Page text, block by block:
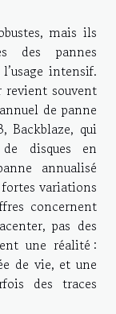
mais ils
des pannes
intensif.
revient souvent
de panne
Backblaze, qui
disques en
annualisé
fortes variations
concernent
pas des
une réalité :
de vie, et une
des traces